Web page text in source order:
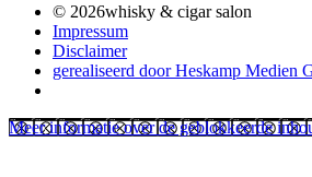
© 2026whisky & cigar salon
Impressum
Disclaimer
gerealiseerd door Heskamp Medien
Meer informatie over de geblokkeerde